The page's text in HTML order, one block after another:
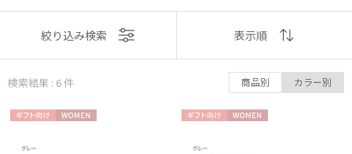
絞り込み
表示
おすすめ
絞り込み検索 表示順
検索結果 : 6件 商品別 カラー別
向け
向け